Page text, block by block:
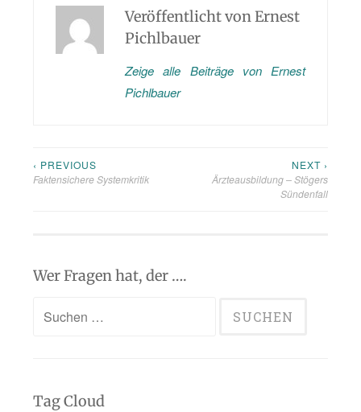
Veröffentlicht vonErnest
Pichlbauer
Zeige alle Beiträge von Ernest
Pichlbauer
Beitragsnavigation
‹ PREVIOUS
Faktensichere Systemkritik
NEXT ›
Ärzteausbildung – Stögers
Sündenfall
Wer Fragen hat, der ….
Suchen
Tag Cloud